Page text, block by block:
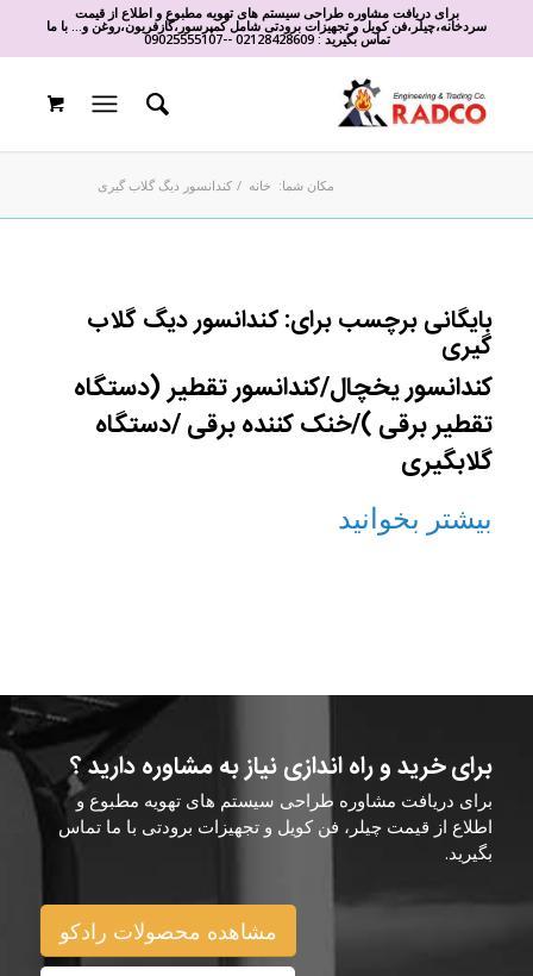
برای دریافت مشاوره طراحی سیستم های تهویه مطبوع و اطلاع از قیمت
سردخانه،چیلر،فن کویل و تجهیزات برودتی شامل کمپرسور،گازفریون،روغن و... با ما
تماس بگیرید :02128428609
-
-
09025555107
مکان شما: خانه / کندانسور دیگ گلاب گیری
بایگانی برچسب برای:کندانسور دیگ گلاب
گیری
کندانسور یخچال/کندانسور تقطیر (دستگاه
تقطیر برقی )/خنک کننده برقی /دستگاه
گلابگیری
بیشتر بخوانید
برای خرید و راه اندازی نیاز به مشاوره دارید ؟
برای دریافت مشاوره طراحی سیستم های تهویه مطبوع و
اطلاع از قیمت چیلر، فن کویل و تجهیزات برودتی با ما تماس
بگیرید.
مشاهده محصولات رادکو